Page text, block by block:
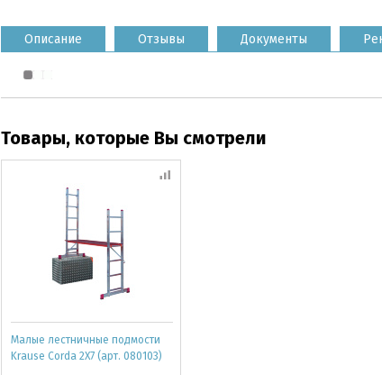
Описание Отзывы Документы
Товары, которые Вы смотрели
Малые лестничные подмости
Krause Corda 2X7 (арт. 080103)